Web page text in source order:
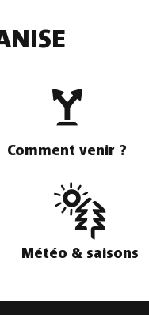
Comment venir ?
Météo & saisons